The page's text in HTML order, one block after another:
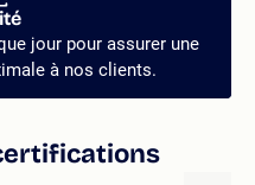
jour pour assurer une
à nos clients.